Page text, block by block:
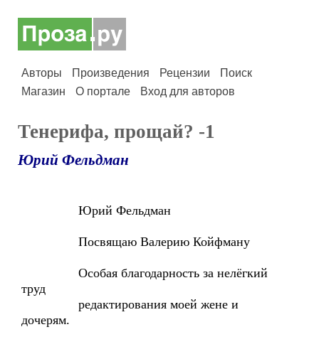
Авторы Произведения Рецензии
Поиск
Магазин
О портале Вход для авторов
Тенерифа, прощай? -1
Юрий Фельдман
Юрий Фельдман
Посвящаю Валерию Койфману
Особая благодарность за нелёгкий
труд
редактирования моей жене и
дочерям.